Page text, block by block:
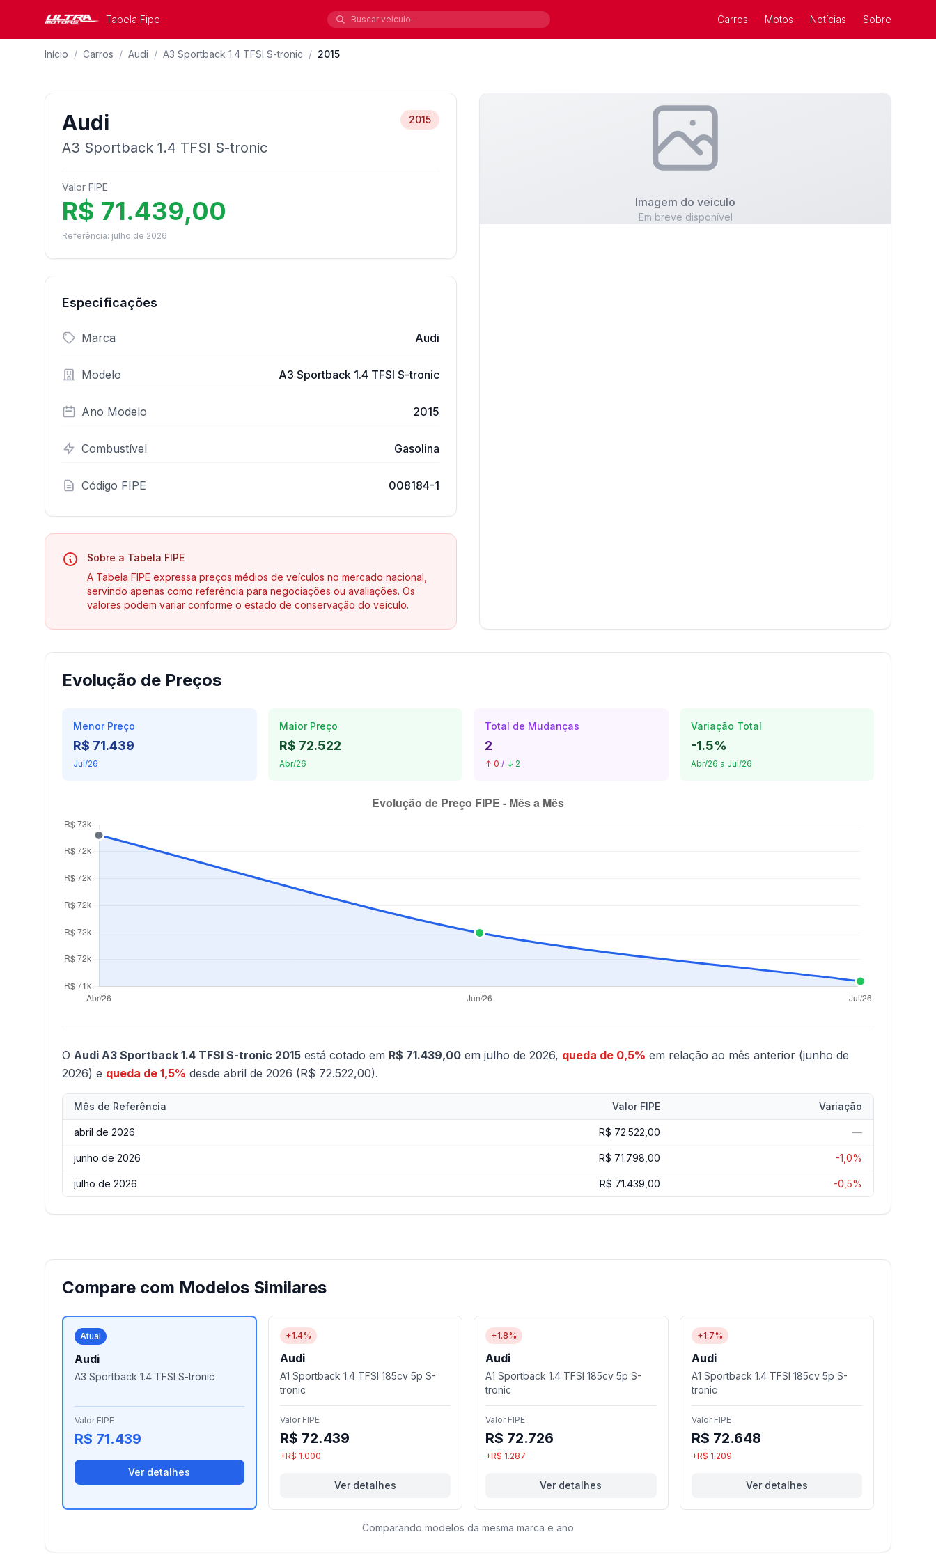
Tabela Fipe Carros Motos Notícias Sobre
Início / Carros / Audi / A3 Sportback 1.4 TFSI S-tronic / 2015
Audi
A3 Sportback 1.4 TFSI S-tronic
2015
Valor FIPE
R$ 71.439,00
Referência: julho de 2026
Especificações
Marca Audi
Modelo A3 Sportback 1.4 TFSI S-tronic
Ano Modelo 2015
Combustível Gasolina
Código FIPE 008184-1
Sobre a Tabela FIPE
A Tabela FIPE expressa preços médios de veículos no mercado nacional,
servindo apenas como referência para negociações ou avaliações. Os
valores podem variar conforme o estado de conservação do veículo.
Imagem do veículo
Em breve disponível
Evolução de Preços
Menor Preço
R$ 71.439
Jul/26
Maior Preço
R$ 72.522
Abr/26
Total de Mudanças
2
↑ 0 / ↓ 2
Variação Total
-1.5%
Abr/26 a Jul/26
O Audi A3 Sportback 1.4 TFSI S-tronic 2015 está cotado em R$ 71.439,00 em julho de 2026, queda de 0,5% em relação ao mês anterior (junho de
2026) e queda de 1,5% desde abril de 2026 (R$ 72.522,00).
Mês de Referência Valor FIPE Variação
abril de 2026 R$ 72.522,00 —
junho de 2026 R$ 71.798,00 -1,0%
julho de 2026 R$ 71.439,00 -0,5%
Compare com Modelos Similares
Atual
Audi
A3 Sportback 1.4 TFSI S-tronic
Valor FIPE
R$ 71.439
Ver detalhes
+1.4%
Audi
A1 Sportback 1.4 TFSI 185cv 5p S-
tronic
Valor FIPE
R$ 72.439
+R$ 1.000
Ver detalhes
+1.8%
Audi
A1 Sportback 1.4 TFSI 185cv 5p S-
tronic
Valor FIPE
R$ 72.726
+R$ 1.287
Ver detalhes
+1.7%
Audi
A1 Sportback 1.4 TFSI 185cv 5p S-
tronic
Valor FIPE
R$ 72.648
+R$ 1.209
Ver detalhes
Comparando modelos da mesma marca e ano